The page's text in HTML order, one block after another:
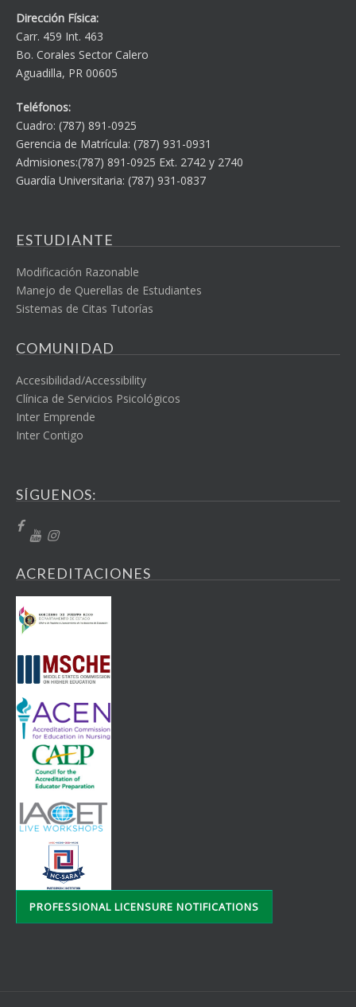
Dirección Física:
Carr. 459 Int. 463
Bo. Corales Sector Calero
Aguadilla, PR 00605
Teléfonos:
Cuadro: (787) 891-0925
Gerencia de Matrícula: (787) 931-0931
Admisiones:(787) 891-0925 Ext. 2742 y 2740
Guardía Universitaria: (787) 931-0837
ESTUDIANTE
Modificación Razonable
Manejo de Querellas de Estudiantes
Sistemas de Citas Tutorías
COMUNIDAD
Accesibilidad/Accessibility
Clínica de Servicios Psicológicos
Inter Emprende
Inter Contigo
SÍGUENOS:
ACREDITACIONES
PROFESSIONAL LICENSURE NOTIFICATIONS